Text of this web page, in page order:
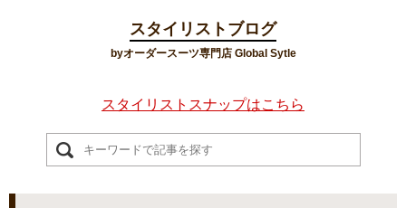
スタイリストブログ
byオーダースーツ専門店 Global Sytle
スタイリストスナップはこちら